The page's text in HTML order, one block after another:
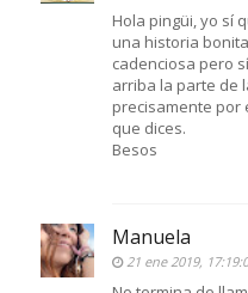
Hola pingüi, yo sí
una historia
cadenciosa pero
arriba la parte de
precisamente por
que dices.
Besos
Manuela
21 ene 2019,